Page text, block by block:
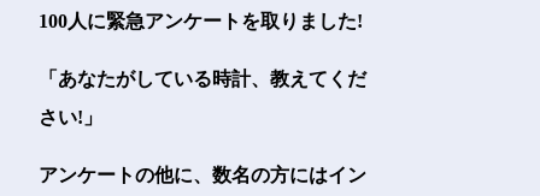
100人に緊急アンケートを取りました!
「あなたがしている時計、教えてくだ
さい!」
アンケートの他に、数名の方にはイン